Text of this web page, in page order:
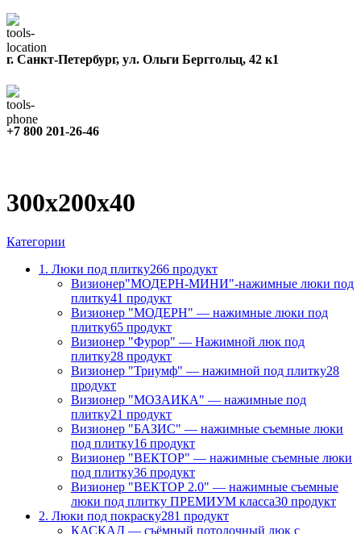
г. Санкт-Петербург, ул. Ольги Берггольц, 42 к1
+7 800 201-26-46
300х200х40
Категории
1. Люки под плитку266 продукт
Визионер"МОДЕРН-МИНИ"-нажимные люки под
плитку41 продукт
Визионер "МОДЕРН" — нажимные люки под
плитку65 продукт
Визионер "Фурор" — Нажимной люк под
плитку28 продукт
Визионер "Триумф" — нажимной под плитку28
продукт
Визионер "МОЗАИКА" — нажимные под
плитку21 продукт
Визионер "БАЗИС" — нажимные съемные люки
под плитку16 продукт
Визионер "ВЕКТОР" — нажимные съемные люки
под плитку36 продукт
Визионер "ВЕКТОР 2.0" — нажимные съемные
люки под плитку ПРЕМИУМ класса30 продукт
2. Люки под покраску281 продукт
КАСКАД — съёмный потолочный люк с